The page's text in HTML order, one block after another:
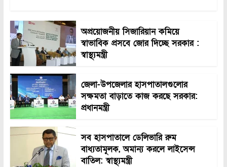
অপ্রয়োজনীয় সিজারিয়ান কমিয়ে
স্বাভাবিক প্রসবে জোর দিচ্ছে সরকার :
স্বাস্থ্যমন্ত্রী
জেলা-উপজেলার হাসপাতালগুলোর
সক্ষমতা বাড়াতে কাজ করছে সরকার:
প্রধানমন্ত্রী
সব হাসপাতালে ডেলিভারি রুম
বাধ্যতামূলক, অমান্য করলে লাইসেন্স
বাতিল: স্বাস্থ্যমন্ত্রী